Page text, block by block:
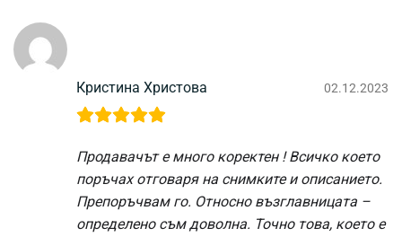
Кристина Христова 02.12.2023
Продавачът е много коректен ! Всичко което
поръчах отговаря на снимките и описанието.
Препоръчвам го. Относно възглавницата –
определено съм доволна. Точно това, което е